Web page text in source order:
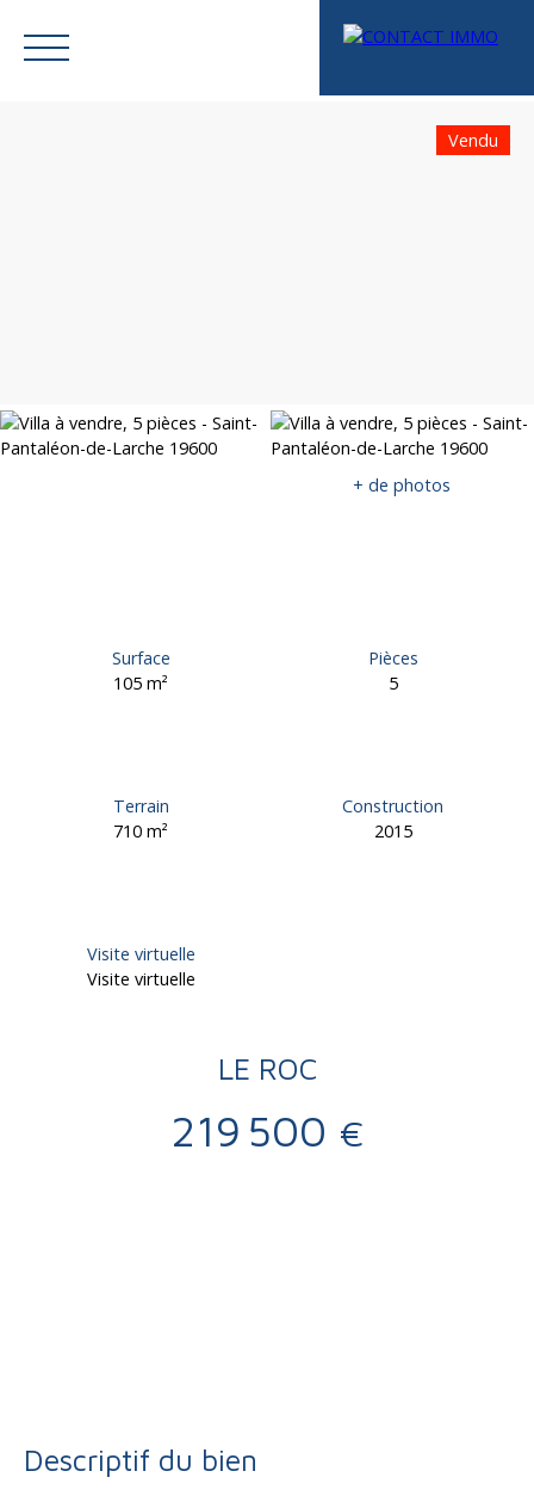
Mes favoris Espace vendeur Estimation
Vendu
+ de photos
Surface
105m²
Pièces
5
Terrain
710m²
Construction
2015
Visite virtuelle
Visite virtuelle
LE ROC
219 500 €
Descriptif du bien